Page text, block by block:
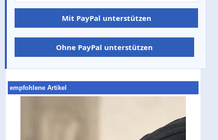
Mit PayPal unterstützen
Ohne PayPal unterstützen
empfohlene Artikel